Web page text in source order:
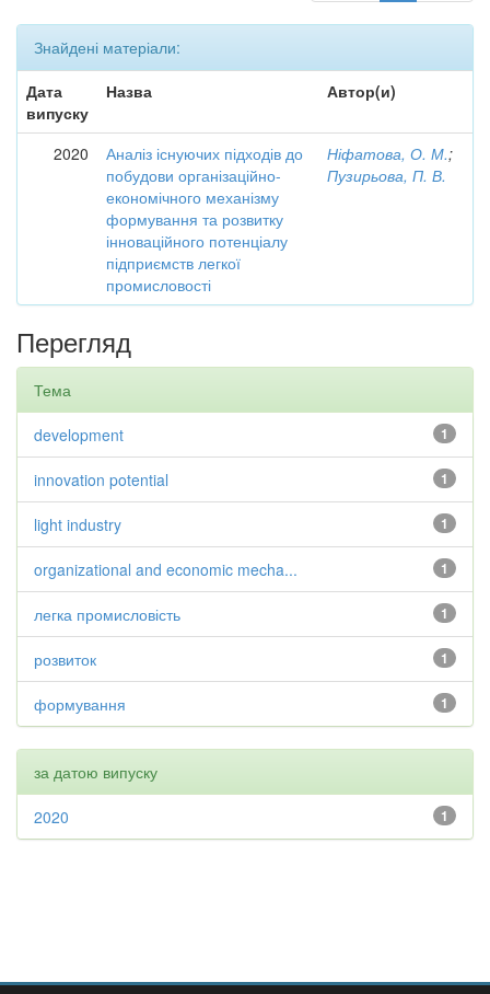
Знайдені матеріали:
Дата
випуску
Назва Автор(и)
2020
Аналіз існуючих підходів до
побудови організаційно-
економічного механізму
формування та розвитку
інноваційного потенціалу
підприємств легкої
промисловості
Ніфатова, О. М.;
Пузирьова, П. В.
Перегляд
Тема
1
development
1
innovation potential
1
light industry
1
organizational and economic mecha...
1
легка промисловість
1
розвиток
1
формування
за датою випуску
1
2020